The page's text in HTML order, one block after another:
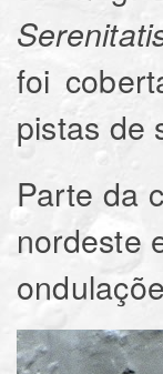
foi
pistas de
Parte da
nordeste